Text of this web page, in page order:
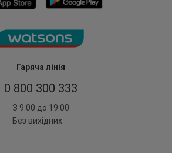
Гаряча лінія
0 800 300 333
З 9:00 до 19:00
Без вихідних